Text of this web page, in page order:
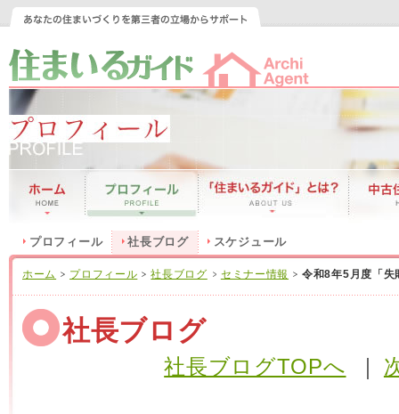
プロフィール 社長ブログ スケジュール
ホーム プロフィール 社長ブログ セミナー情報 令和8年5月度「失
社長ブログ
社長ブログTOPへ